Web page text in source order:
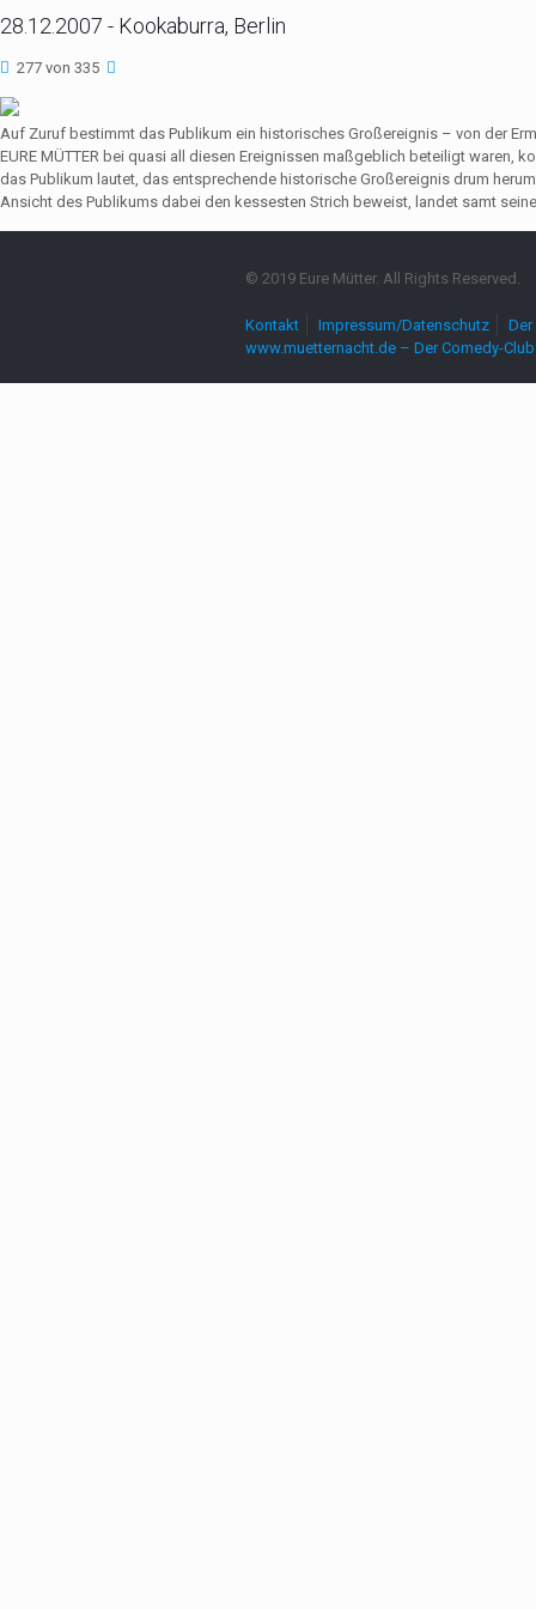
28.12.2007 - Kookaburra, Berlin
277 von 335
Auf Zuruf bestimmt das Publikum ein historisches Großereignis – von der
EURE MÜTTER bei quasi all diesen Ereignissen maßgeblich beteiligt waren,
das Publikum lautet, das entsprechende historische Großereignis drum
Ansicht des Publikums dabei den kessesten Strich beweist, landet samt
© 2019 Eure Mütter. All Rights Reserved.
Kontakt Impressum/Datenschutz
www.muetternacht.de – Der Comedy-Club